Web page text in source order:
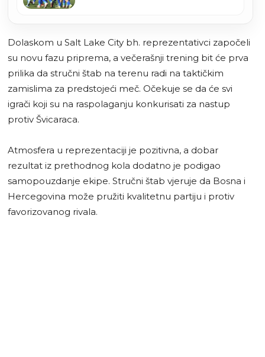
Dolaskom u Salt Lake City bh. reprezentativci započeli
su novu fazu priprema, a večerašnji trening bit će prva
prilika da stručni štab na terenu radi na taktičkim
zamislima za predstojeći meč. Očekuje se da će svi
igrači koji su na raspolaganju konkurisati za nastup
protiv Švicaraca.
Atmosfera u reprezentaciji je pozitivna, a dobar
rezultat iz prethodnog kola dodatno je podigao
samopouzdanje ekipe. Stručni štab vjeruje da Bosna i
Hercegovina može pružiti kvalitetnu partiju i protiv
favorizovanog rivala.